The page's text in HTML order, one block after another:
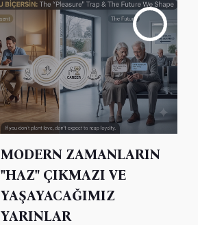
MODERN ZAMANLARIN
"HAZ" ÇIKMAZI VE
YAŞAYACAĞIMIZ
YARINLAR